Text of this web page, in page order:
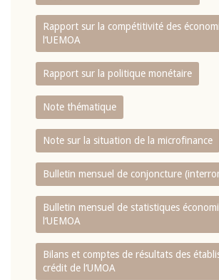
Rapport sur la compétitivité des
l‘UEMOA
Rapport sur la politique monétaire
Note thématique
Note sur la situation de la microfinance
Bulletin mensuel de conjoncture
Bulletin mensuel de statistiques
l‘UEMOA
Bilans et comptes de résultats des
crédit de l‘UMOA